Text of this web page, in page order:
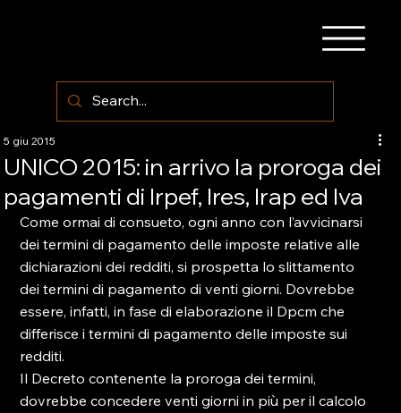
UNICO 2015: in arrivo la proroga dei
pagamenti di Irpef, Ires, Irap ed Iva
5 giu 2015
Come ormai di consueto, ogni anno con l’avvicinarsi
dei termini di pagamento delle imposte relative alle
dichiarazioni dei redditi, si prospetta lo slittamento
dei termini di pagamento di venti giorni. Dovrebbe
essere, infatti, in fase di elaborazione il Dpcm che
differisce i termini di pagamento delle imposte sui
redditi.
Il Decreto contenente la proroga dei termini,
dovrebbe concedere venti giorni in più per il calcolo